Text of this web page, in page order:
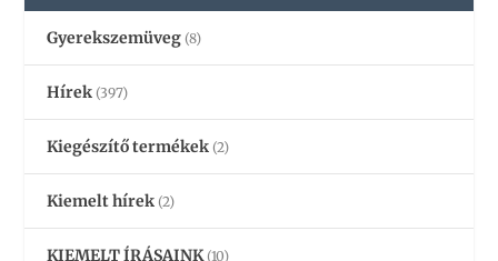
Gyerekszemüveg (8)
Hírek (397)
Kiegészítő termékek (2)
Kiemelt hírek (2)
KIEMELT ÍRÁSAINK(10)